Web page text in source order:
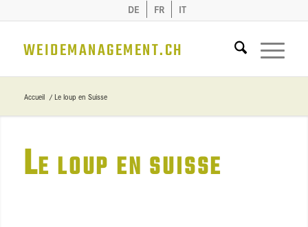
DE FR IT
WEIDEMANAGEMENT.CH
Accueil / Le loup en Suisse
LE LOUP EN SUISSE